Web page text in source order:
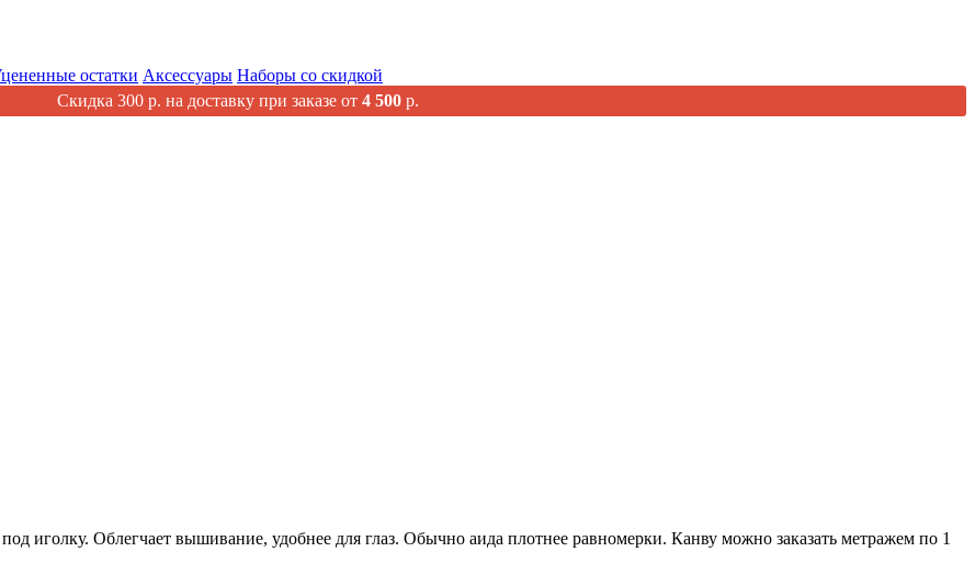
остатки Аксессуары Наборы со скидкой
Скидка 300 р. на доставку при заказе от 4 500 р.
иголку. Облегчает вышивание, удобнее для глаз. Обычно аида плотнее равномерки. Канву можно заказать метражем по 1